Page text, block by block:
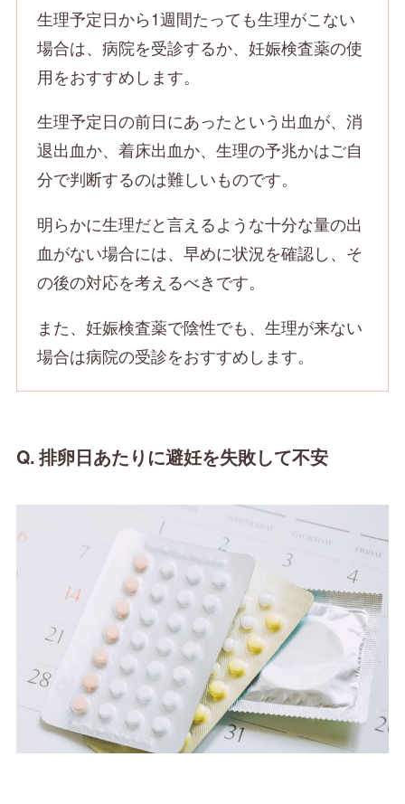
生理予定日から1週間たっても生理がこない
場合は、病院を受診するか、妊娠検査薬の使
用をおすすめします。
生理予定日の前日にあったという出血が、消
退出血か、着床出血か、生理の予兆かはご自
分で判断するのは難しいものです。
明らかに生理だと言えるような十分な量の出
血がない場合には、早めに状況を確認し、そ
の後の対応を考えるべきです。
また、妊娠検査薬で陰性でも、生理が来ない
場合は病院の受診をおすすめします。
Q.排卵日あたりに避妊を失敗して不安